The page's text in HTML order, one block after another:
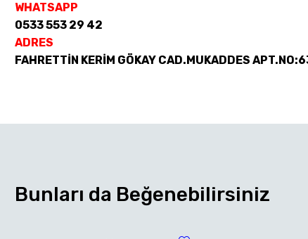
WHATSAPP
0533 553 29 42
ADRES
FAHRETTİN KERİM GÖKAY CAD.MUKADDES
Bunları da Beğenebilirsiniz